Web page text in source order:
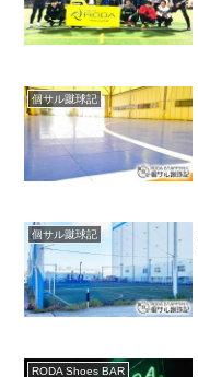
個サル蹴球記
個サル蹴球記
RODA Shoes BAR